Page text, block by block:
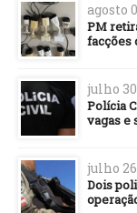
agosto
PM
facções
julho
Polícia
vagas e
julho
Dois